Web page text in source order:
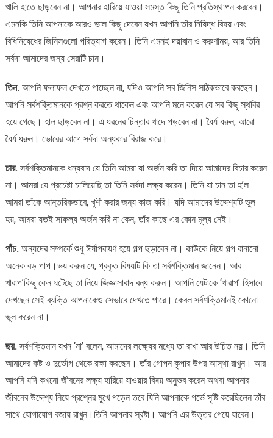
খালি হাতে ছাড়বেন না। আপনার হারিয়ে যাওয়া সমস্ত কিছু তিনি প্রতিস্থাপন করবেন।
এমনকি তিনি আপনাকে আরও ভাল কিছু দেবেন যখন আপনি তাঁর নিষিদ্ধ বিষয় এবং
বিধিনিষেধের জিনিসগুলো পরিত্যাগ করেন। তিনি এমনই দয়াবান ও করুণাময়, আর তিনি
সর্বদা আমাদের জন্য সেরাটি চান।
তিন. আপনি ফলাফল দেখতে পাচ্ছেন না, যদিও আপনি সব জিনিস সঠিকভাবে করছেন।
আপনি সর্বশক্তিমানকে প্রশ্ন করতে থাকেন এবং আপনি মনে করেন যে সব কিছু স্থবির
হয়ে গেছে। হাল ছাড়বেন না। এ ধরনের চিন্তার খাদে পড়বেন না। ধৈর্য ধরুন, আরো
ধৈর্য ধরুন। ভোরের আগে সর্বদা অন্ধকার বিরাজ করে।
চার. সর্বশক্তিমানকে ধন্যবাদ যে তিনি আমরা যা অর্জন করি তা দিয়ে আমাদের বিচার করেন
না। আমরা যে প্রচেষ্টা চালিয়েছি তা তিনি সর্বদা লক্ষ্য করেন। তিনি যা চান তা হ’ল
আমরা তাঁকে আন্তরিকভাবে, খুশী করার জন্য কাজ করি। যদি আমাদের উদ্দেশ্যটি ভুল
হয়, আমরা যতই সাফল্য অর্জন করি না কেন, তাঁর কাছে এর কোন মূল্য নেই।
পাঁচ. অন্যদের সম্পর্কে শুধু ঈর্ষাপরায়ণ হয়ে গল্প ছড়াবেন না। কাউকে নিয়ে গল্প বানানো
অনেক বড় পাপ।ভয় করুন যে, প্রকৃত বিষয়টি কি তা সর্বশক্তিমান জানেন। আর
খারাপ’কিছু কেন ঘটেছে তা নিয়ে জিজ্ঞাসাবাদ বন্ধ করুন। আপনি যেটাকে ‘খারাপ’ হিসাবে
দেখছেন সেই ব্যক্তি আপনাকেও সেভাবে দেখতে পারে। কেবল সর্বশক্তিমানই কোনো
ভুল করেন না।
ছয়. সর্বশক্তিমান যখন ‘না’ বলেন, আমাদের লক্ষ্যের মধ্যে তা রাখা আর উচিত নয়। তিনি
আমাদের কষ্ট ও দুর্ভোগ থেকে রক্ষা করছেন। তাঁর গোপন কৃপার উপর আস্থা রাখুন। আর
আপনি যদি কখনো জীবনের লক্ষ্য হারিয়ে যাওয়ার বিষয় অনুভব করেন অথবা আপনার
জীবনের উদ্দেশ্য নিয়ে প্রশ্নের মুখে পড়েন তবে যিনি আপনাকে গর্ভে সৃষ্টি করেছিলেন তাঁর
সাথে যোগাযোগ বজায় রাখুন।তিনি আপনার স্রষ্টা। আপনি এর উত্তর পেয়ে যাবেন।